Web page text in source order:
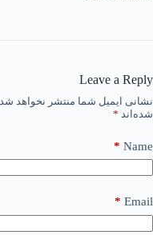
Leave a Reply
نشانی ایمیل شما منتشر نخواهد شد.
شده‌اند *
Name
*
Email
*